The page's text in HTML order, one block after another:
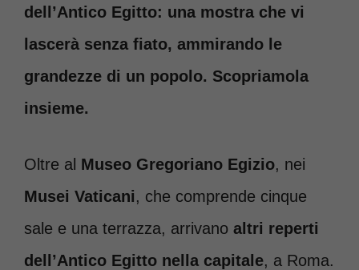
dell’Antico Egitto: una mostra che vi
lascerà senza fiato, ammirando le
grandezze di un popolo. Scopriamola
insieme.
Oltre al Museo Gregoriano Egizio, nei
Musei Vaticani, che comprende cinque
sale e una terrazza, arrivano altri reperti
dell’Antico Egitto nella capitale, a Roma.